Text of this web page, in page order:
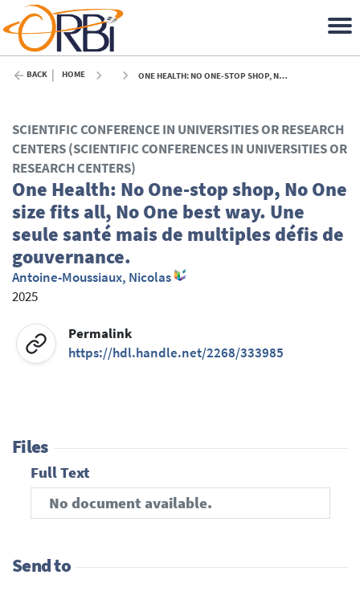
BACK HOME ONE HEALTH: NO ONE-STOP SHOP, NO ONE SIZE FITS ALL, NO ONE BEST WAY. UNE SEULE SANTÉ MAIS DE MULTIPLES DÉFIS DE GOUVERNANCE. - 2025
SCIENTIFIC CONFERENCE IN UNIVERSITIES OR RESEARCH
CENTERS (SCIENTIFIC CONFERENCES IN UNIVERSITIES OR
RESEARCH CENTERS)
One Health: No One-stop shop, No One
size fits all, No One best way. Une
seule santé mais de multiples défis de
gouvernance.
Antoine-Moussiaux, Nicolas
2025
Permalink
https://hdl.handle.net/2268/333985
Files
Full Text
No document available.
Send to